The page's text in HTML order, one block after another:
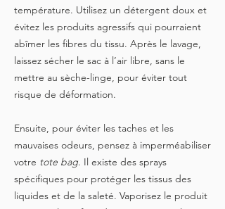
température. Utilisez un détergent doux et
évitez les produits agressifs qui pourraient
abîmer les fibres du tissu. Après le lavage,
laissez sécher le sac à l’air libre, sans le
mettre au sèche-linge, pour éviter tout
risque de déformation.
Ensuite, pour éviter les taches et les
mauvaises odeurs, pensez à imperméabiliser
votre tote bag. Il existe des sprays
spécifiques pour protéger les tissus des
liquides et de la saleté. Vaporisez le produit